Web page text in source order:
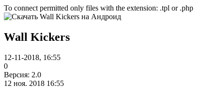
To connect permitted only files with the extension: .tpl or .php
Wall Kickers
12-11-2018, 16:55
0
Версия: 2.0
12 ноя. 2018 16:55